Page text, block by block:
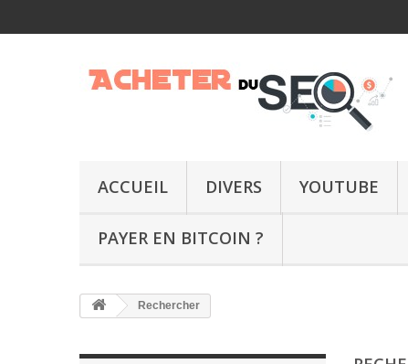
ACCUEIL DIVERS YOUTUBE
PAYER EN BITCOIN ?
Rechercher